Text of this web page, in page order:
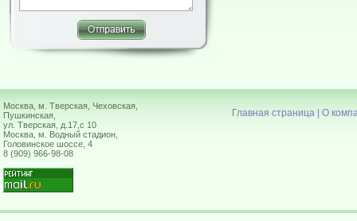
Москва, м. Тверская, Чеховская,
Пушкинская,
ул. Тверская, д.17,с 10
Москва, м. Водный стадион,
Головинское шоссе, 4
8 (909) 966-98-08
Главная страница| О